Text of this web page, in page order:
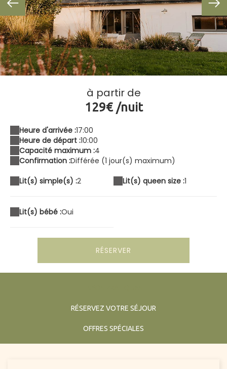
Le Jardin de l'Ecurie
à partir de
129€ /nuit
Heure d'arrivée :17:00
Heure de départ :10:00
Capacité maximum :4
Confirmation :Différée (1 jour(s) maximum)
Lit(s) simple(s) :2 Lit(s) queen size :1
Lit(s) bébé :Oui
RÉSERVER
RÉSERVEZ VOTRE SÉJOUR
OFFRES SPÉCIALES